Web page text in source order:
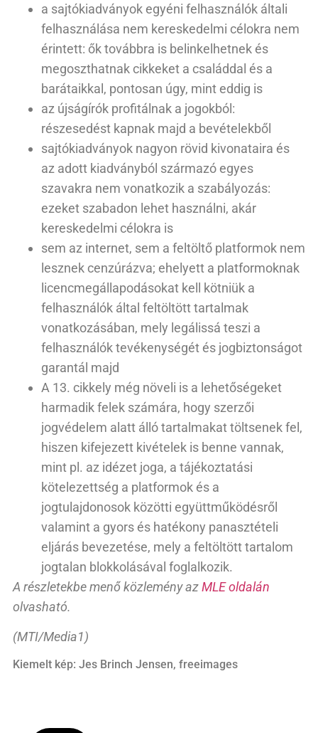
a sajtókiadványok egyéni felhasználók általi
felhasználása nem kereskedelmi célokra nem
érintett: ők továbbra is belinkelhetnek és
megoszthatnak cikkeket a családdal és a
barátaikkal, pontosan úgy, mint eddig is
az újságírók profitálnak a jogokból:
részesedést kapnak majd a bevételekből
sajtókiadványok nagyon rövid kivonataira és
az adott kiadványból származó egyes
szavakra nem vonatkozik a szabályozás:
ezeket szabadon lehet használni, akár
kereskedelmi célokra is
sem az internet, sem a feltöltő platformok nem
lesznek cenzúrázva; ehelyett a platformoknak
licencmegállapodásokat kell kötniük a
felhasználók által feltöltött tartalmak
vonatkozásában, mely legálissá teszi a
felhasználók tevékenységét és jogbiztonságot
garantál majd
A 13. cikkely még növeli is a lehetőségeket
harmadik felek számára, hogy szerzői
jogvédelem alatt álló tartalmakat töltsenek fel,
hiszen kifejezett kivételek is benne vannak,
mint pl. az idézet joga, a tájékoztatási
kötelezettség a platformok és a
jogtulajdonosok közötti együttműködésről
valamint a gyors és hatékony panasztételi
eljárás bevezetése, mely a feltöltött tartalom
jogtalan blokkolásával foglalkozik.
A részletekbe menő közlemény azMLE oldalán
olvasható.
(MTI/Media1)
Kiemelt kép: Jes Brinch Jensen, freeimages